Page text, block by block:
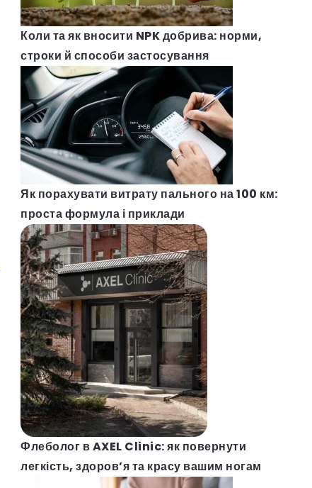
Коли та як вносити NPK добрива: норми,
строки й способи застосування
Як порахувати витрату пального на 100 км:
проста формула і приклади
Флеболог в AXEL Clinic: як повернути
легкість, здоров’я та красу вашим ногам